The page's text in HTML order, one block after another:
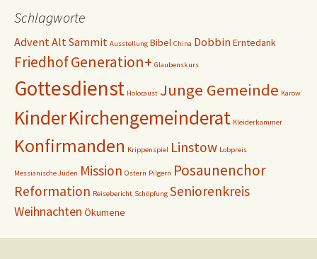
Schlagworte
AdventAlt Sammit Ausstellung Bibel China Dobbin Erntedank
FriedhofGeneration+ Glaubenskurs
Gottesdienst Holocaust Junge Gemeinde Karow
KinderKirchengemeinderat Kleiderkammer
Konfirmanden Krippenspiel Linstow Lobpreis
Messianische Juden Mission Ostern Pilgern Posaunenchor
Reformation Reisebericht Schöpfung Seniorenkreis
Weihnachten Ökumene